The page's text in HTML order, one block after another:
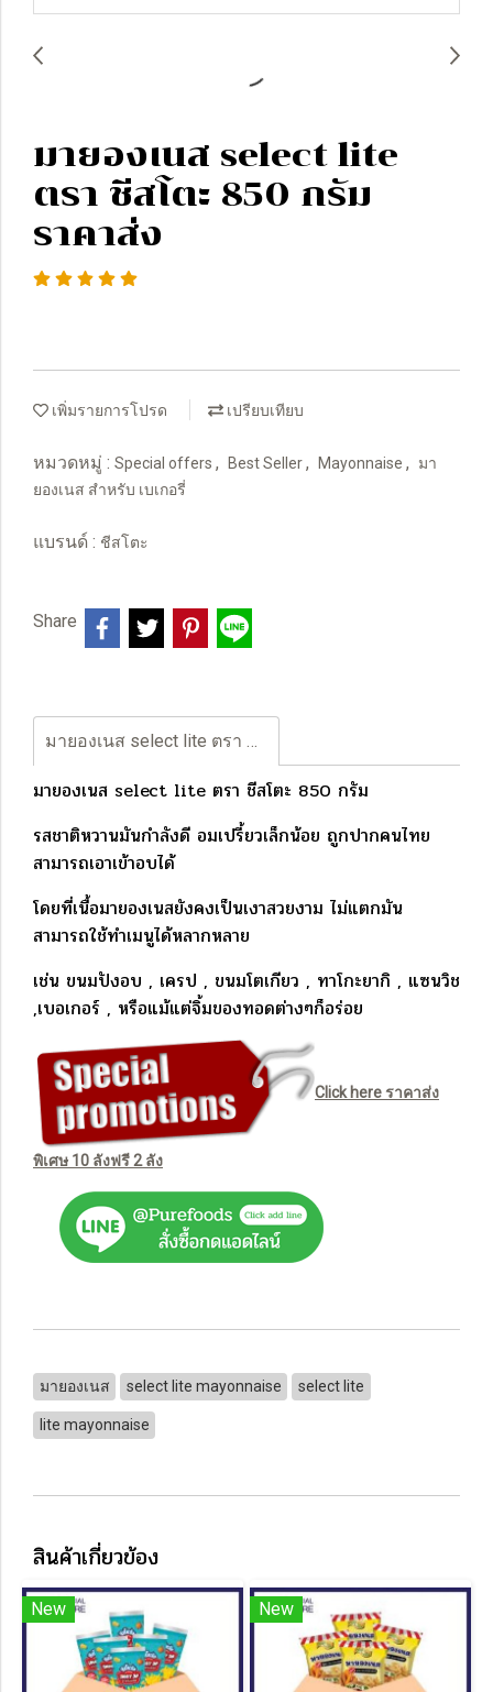
มายองเนส select lite
ตรา ชีสโตะ 850 กรัม
ราคาส่ง
เพิ่มรายการโปรด เปรียบเทียบ
หมวดหมู่ : Special offers , Best Seller, Mayonnaise ,
มา
ยองเนส สำหรับ เบเกอรี่
แบรนด์ : ชีสโตะ
Share
มายองเนส select lite ตรา ชีสโตะ 850 กรัม ราคาส่ง
มายองเนส select lite ตรา ชีสโตะ 850 กรัม
รสชาติหวานมันกำลังดี อมเปรี้ยวเล็กน้อย ถูกปากคนไทย
สามารถเอาเข้าอบได้
โดยที่เนื้อมายองเนสยังคงเป็นเงาสวยงาม ไม่แตกมัน
สามารถใช้ทำเมนูได้หลากหลาย
เช่น ขนมปังอบ , เครป , ขนมโตเกียว , ทาโกะยากิ , แซนวิช
,เบอเกอร์ , หรือแม้แต่จิ้มของทอดต่างๆก็อร่อย
Click here ราคาส่ง
พิเศษ 10 ลังฟรี 2 ลัง
มายองเนส select lite mayonnaise select lite
lite mayonnaise
สินค้าเกี่ยวข้อง
New New